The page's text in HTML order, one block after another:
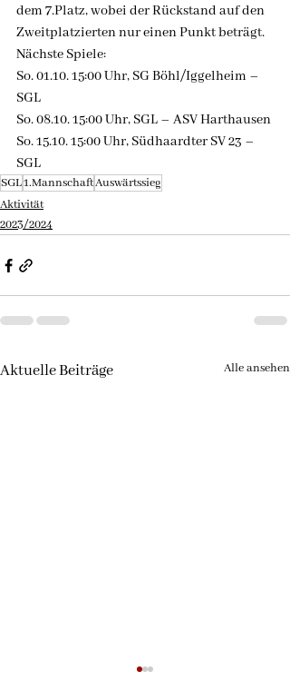
dem 7.Platz, wobei der Rückstand auf den
Zweitplatzierten nur einen Punkt beträgt.
Nächste Spiele:
So. 01.10. 15:00 Uhr, SG Böhl/Iggelheim –
SGL
So. 08.10. 15:00 Uhr, SGL – ASV Harthausen
So. 15.10. 15:00 Uhr, Südhaardter SV 23 –
SGL
SGL1.MannschaftAuswärtssieg
Aktivität
2023/2024
Aktuelle Beiträge Alle ansehen